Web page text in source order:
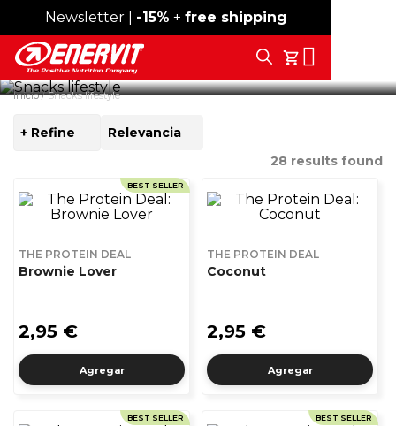
Envío gratis desde 59 €
Newsletter | -15% + free shipping
Tu Carrito
Search
Inicio Snacks lifestyle
Libres de disfrutar un snack sin remordimientos. Rico en
proteínas, con muy pocos azúcares y, por supuesto
¡buenísimo!
28 results found
+ Refine
BEST SELLER
THE PROTEIN DEAL
Brownie Lover
2,95 €
Agregar
THE PROTEIN DEAL
Coconut
2,95 €
Agregar
BEST SELLER BEST SELLER